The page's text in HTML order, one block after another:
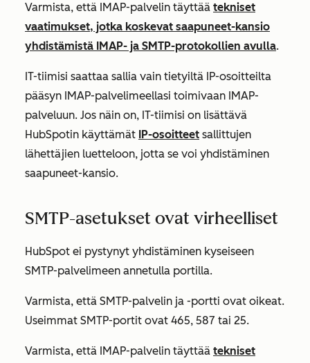
Varmista, että IMAP-palvelin täyttää tekniset
vaatimukset, jotka koskevat saapuneet-kansio
yhdistämistä IMAP- ja SMTP-protokollien avulla.
IT-tiimisi saattaa sallia vain tietyiltä IP-osoitteilta
pääsyn IMAP-palvelimeellasi toimivaan IMAP-
palveluun. Jos näin on, IT-tiimisi on lisättävä
HubSpotin käyttämät IP-osoitteet sallittujen
lähettäjien luetteloon, jotta se voi yhdistäminen
saapuneet-kansio.
SMTP-asetukset ovat virheelliset
HubSpot ei pystynyt yhdistäminen kyseiseen
SMTP-palvelimeen annetulla portilla.
Varmista, että SMTP-palvelin ja -portti ovat oikeat.
Useimmat SMTP-portit ovat 465, 587 tai 25.
Varmista, että IMAP-palvelin täyttää tekniset